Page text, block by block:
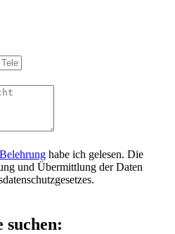
habe ich gelesen. Die
und Übermittlung der Daten
suchen: